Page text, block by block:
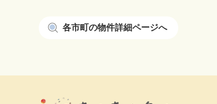
各市町の物件詳細ページへ